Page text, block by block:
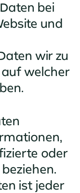
bei
und
wir zu
welcher
oder
ist jeder